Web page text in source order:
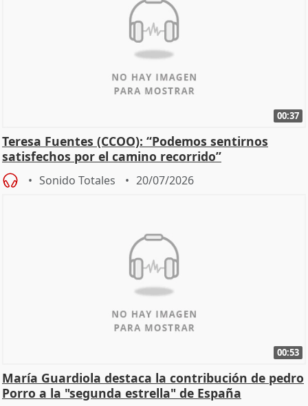
00:37
Teresa Fuentes (CCOO): “Podemos sentirnos
satisfechos por el camino recorrido”
Sonido Totales 20/07/2026
00:53
María Guardiola destaca la contribución de pedro
Porro a la "segunda estrella" de España